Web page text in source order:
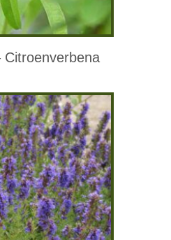
Citroenverbena